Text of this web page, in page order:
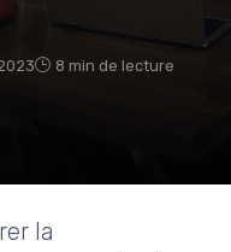
8 min de lecture
la